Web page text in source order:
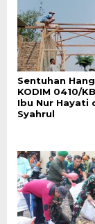
Sentuhan
KODIM 0410/
Ibu Nur Hayati
Syahrul